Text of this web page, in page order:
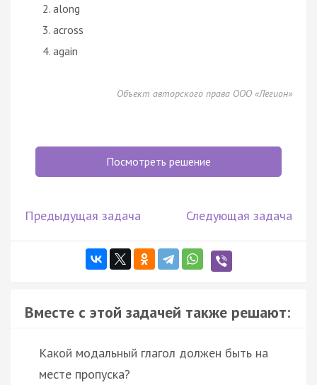
along
across
again
Объект авторского права ООО «Легион»
Посмотреть решение
Предыдущая задача Следующая задача
Вместе с этой задачей также решают:
Какой модальный глагол должен быть на
месте пропуска?